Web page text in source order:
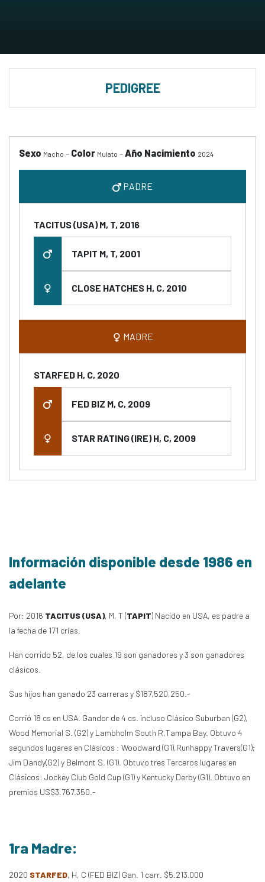
PEDIGREE
Sexo Macho - Color Mulato -Año Nacimiento 2024
PADRE
TACITUS (USA) M, T, 2016
TAPIT M, T, 2001
CLOSE HATCHES H, C, 2010
MADRE
STARFED H, C, 2020
FED BIZ M, C, 2009
STAR RATING (IRE) H, C, 2009
Información disponible desde 1986 en
adelante
Por: 2016 TACITUS (USA), M, T (TAPIT) Nacido en USA, es padre a
la fecha de 171 crías.
Han corrido 52, de los cuales 19 son ganadores y 3 son ganadores
clásicos.
Sus hijos han ganado 23 carreras y $187,520,250.-
Corrió 18 cs en USA. Gandor de 4 cs. incluso Clásico Suburban (G2),
Wood Memorial S. (G2) y Lambholm South R,Tampa Bay. Obtuvo 4
segundos lugares en Clásicos : Woodward (G1),Runhappy Travers(G1);
Jim Dandy(G2) y Belmont S. (G1). Obtuvo tres Terceros lugares en
Clásicos: Jockey Club Gold Cup (G1) y Kentucky Derby (G1). Obtuvo en
premios US$3.767.350.-
1ra Madre:
2020 STARFED, H, C (FED BIZ) Gan. 1 carr. $5.213.000